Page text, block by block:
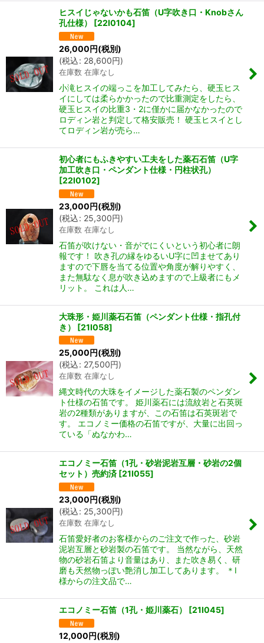
ヒスイじゃないかも石笛（U字吹き口・Knobさん
孔仕様）
[22I0104]
26,000円(税別)
(税込: 28,600円)
在庫数 在庫なし
小滝ヒスイの端っこを加工してみたら、硬玉ヒス
イにしては柔らかかったので比重測定をしたら、
硬玉ヒスイの比重3・2に僅かに届かなかったので
ロディン岩と判定して格安販売！ 硬玉ヒスイとし
てロディン岩が売ら…
初心者にもふきやすい工夫をした薬石石笛（U字
加工吹き口・ペンダント仕様・円柱状孔）
[22I0102]
23,000円(税別)
(税込: 25,300円)
在庫数 在庫なし
石笛が吹けない・音がでにくいという初心者に朗
報です！ 吹き孔の縁をゆるいU字に凹ませてあり
ますので下唇を当てる位置や角度が解りやすく、
また無駄なく息が吹き込めますので上級者にもメ
リット。 これは人…
大珠形・姫川薬石石笛（ペンダント仕様・指孔付
き）
[21I058]
25,000円(税別)
(税込: 27,500円)
在庫数 在庫なし
縄文時代の大珠をイメージした薬石製のペンダン
ト仕様の石笛です。 姫川薬石には流紋岩と石英斑
岩の2種類がありますが、この石笛は石英斑岩で
す。 エコノミー価格の石笛ですが、大量に出回っ
ている「ぬなかわ…
エコノミー石笛（1孔・砂岩泥岩互層・砂岩の2個
セット）売約済 [21I055]
23,000円(税別)
(税込: 25,300円)
在庫数 在庫なし
石笛愛好者のお客様からのご注文で作った、砂岩
泥岩互層と砂岩製の石笛です。 当然ながら、天然
物の砂岩石笛より音量はあり、また吹き易く、研
磨も天然物っぽい艶消し加工してあります。 ＊I
様からの注文品で…
エコノミー石笛（1孔・姫川薬石） [21I045]
12,000円(税別)